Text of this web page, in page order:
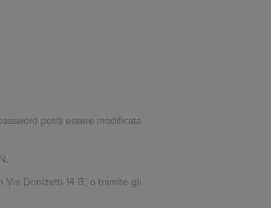
potrà essere modificata
Via Donizetti 14 B, o tramite gli